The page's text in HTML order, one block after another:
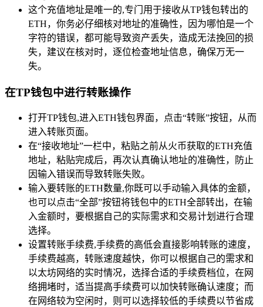
这个充值地址是唯一的,专门用于接收从TP钱包转出的
ETH，你务必仔细核对地址的准确性，因为哪怕是一个
字符的错误，都可能导致资产丢失，造成无法挽回的损
失，建议在核对时，逐位检查地址信息，确保万无一
失。
在TP钱包中进行转账操作
打开TP钱包,进入ETH钱包界面，点击“转账”按钮，从而
进入转账页面。
在“接收地址”一栏中，粘贴之前从火币获取的ETH充值
地址，粘贴完成后，再次认真确认地址的准确性，防止
因输入错误而导致转账失败。
输入要转账的ETH数量,你既可以手动输入具体的金额，
也可以点击“全部”按钮将钱包中的ETH全部转出，在输
入金额时，要根据自己的实际需求和交易计划进行合理
选择。
设置转账手续费,手续费的高低会直接影响转账的速度，
手续费越高，转账速度越快，你可以根据自己的需求和
以太坊网络的实时情况，选择合适的手续费档位，在网
络拥堵时，适当提高手续费可以加快转账确认速度；而
在网络较为空闲时，则可以选择较低的手续费以节省成